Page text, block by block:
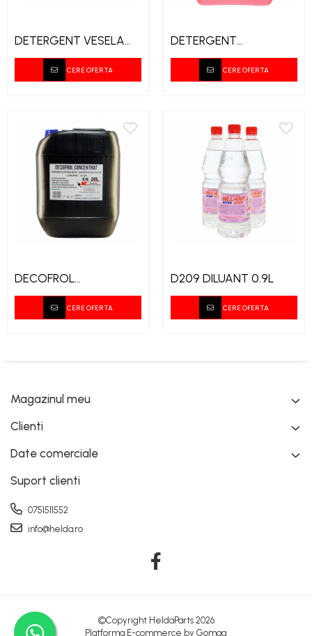
DETERGENT VESELA
ECONOMIC KONGA 5L
CERE OFERTA
DETERGENT
PARDOSEALA 5L
FLOOR SHINE ESENIA
CERE OFERTA
DECOFROL
CONCENTRAT 20L
CERE OFERTA
D209 DILUANT 0.9L
CERE OFERTA
Magazinul meu
Clienti
Date comerciale
Suport clienti
0751511552
info@helda.ro
©Copyright HeldaParts 2026
Platforma E-commerce by Gomag